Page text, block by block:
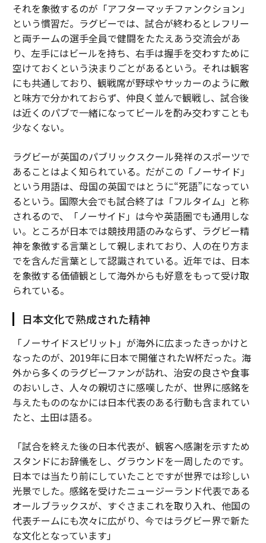
それを象徴するのが「アフターマッチファンクション」
という慣習だ。ラグビーでは、試合が終わるとレフリー
と両チームの選手全員で健闘をたたえあう交流会があ
り、左手にはビールを持ち、右手は握手を交わすために
空けておくという決まりごとがあるという。それは観客
にも共通しており、観戦席が野球やサッカーのように敵
と味方で分かれておらず、仲良く並んで観戦し、試合後
は近くのパブで一緒になってビールを酌み交わすことも
少なくない。
ラグビーが英国のパブリックスクール発祥のスポーツで
あることはよく知られている。だがこの「ノーサイド」
という用語は、母国の英国ではとうに“死語”になってい
るという。国際大会でも試合終了は「フルタイム」と称
されるので、「ノーサイド」は今や英語圏でも通用しな
い。ところが日本では競技用語のみならず、ラグビー精
神を象徴する言葉として親しまれており、人の在り方ま
でを含んだ言葉として認識されている。近年では、日本
を象徴する価値観として海外からも好意をもって受け取
られている。
日本文化で熟成された精神
「ノーサイドスピリット」が海外に広まったきっかけと
なったのが、2019年に日本で開催されたW杯だった。海
外から多くのラグビーファンが訪れ、治安の良さや食事
のおいしさ、人々の親切さに感嘆したが、世界に感銘を
与えたもののなかには日本代表のある行動も含まれてい
たと、土田は語る。
「試合を終えた後の日本代表が、観客へ感謝を示すため
スタンドにお辞儀をし、グラウンドを一周したのです。
日本では当たり前にしていたことですが世界では珍しい
光景でした。感銘を受けたニュージーランド代表である
オールブラックスが、すぐさまこれを取り入れ、他国の
代表チームにも次々に広がり、今ではラグビー界で新た
な文化となっています」